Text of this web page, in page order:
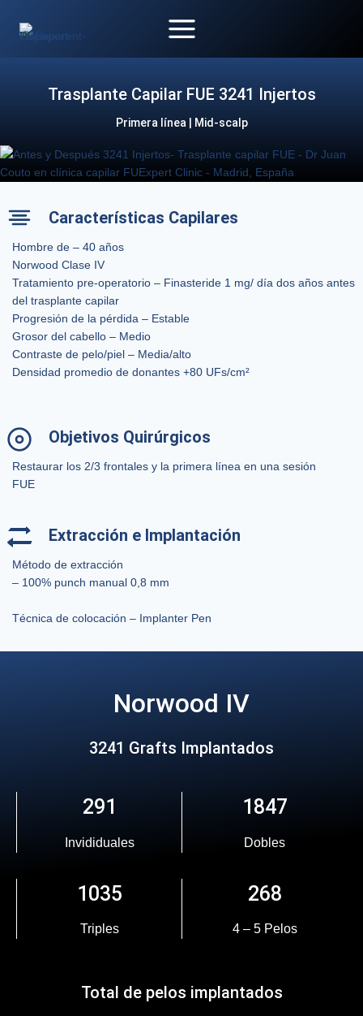
contenido
Trasplante Capilar FUE 3241 Injertos
Primera línea | Mid-scalp
Características Capilares
Hombre de – 40 años
Norwood Clase IV
Tratamiento pre-operatorio – Finasteride 1 mg/ día dos años antes
del trasplante capilar
Progresión de la pérdida – Estable
Grosor del cabello – Medio
Contraste de pelo/piel – Media/alto
Densidad promedio de donantes +80 UFs/cm²
Objetivos Quirúrgicos
Restaurar los 2/3 frontales y la primera línea en una sesión
FUE
Extracción e Implantación
Método de extracción
– 100% punch manual 0,8 mm
Técnica de colocación – Implanter Pen
Norwood IV
3241 Grafts Implantados
291
Invididuales
1847
Dobles
1035
Triples
268
4 – 5 Pelos
Total de pelos implantados